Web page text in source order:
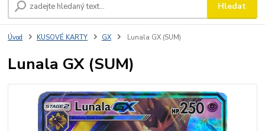
Hledat
Úvod KUSOVÉ KARTY GX Lunala GX (SUM)
Lunala GX (SUM)